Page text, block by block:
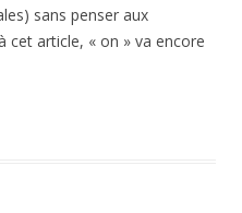
sans penser aux
cet article, « on » va encore